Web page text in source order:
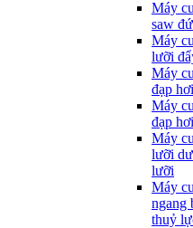
Máy
saw
Máy
lưỡi
Máy
đạp hơi
Máy
đạp hơi
Máy
lưỡi
lưỡi
Máy
ngang
thuỷ